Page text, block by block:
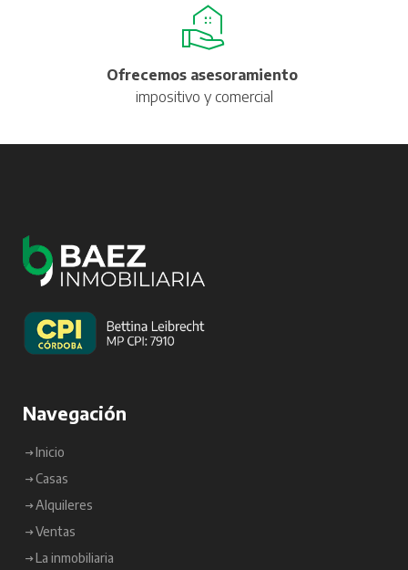
Ofrecemos asesoramiento
impositivo y comercial
Navegación
Inicio
Casas
Alquileres
Ventas
La inmobiliaria